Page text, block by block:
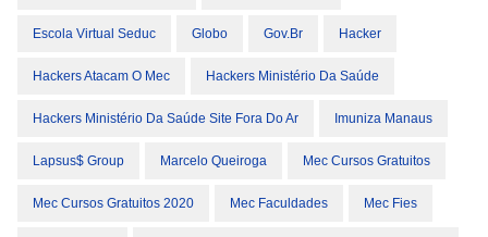
Escola Virtual Seduc Globo Gov.br Hacker
Hackers Atacam O Mec Hackers Ministério Da Saúde
Hackers Ministério Da Saúde Site Fora Do Ar Imuniza Manaus
Lapsus$ Group Marcelo Queiroga Mec Cursos Gratuitos
Mec Cursos Gratuitos 2020 Mec Faculdades Mec Fies